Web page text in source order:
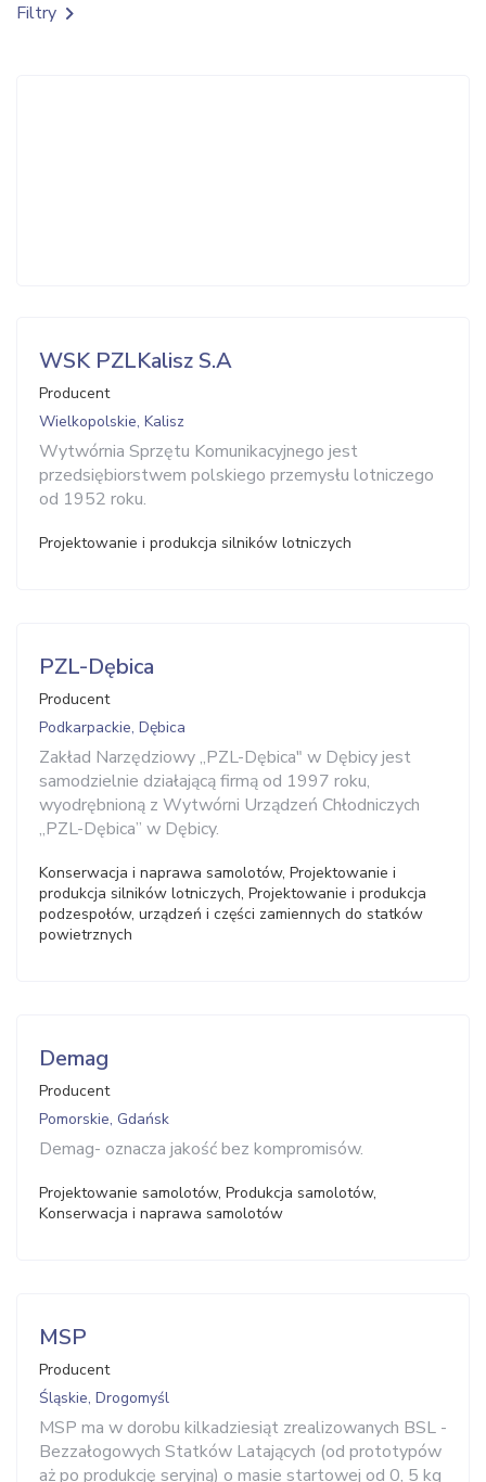
WSK PZLKalisz S.A
Producent
Wielkopolskie, Kalisz
Wytwórnia Sprzętu Komunikacyjnego jest
przedsiębiorstwem polskiego przemysłu lotniczego
od 1952 roku.
Projektowanie i produkcja silników lotniczych
PZL-Dębica
Producent
Podkarpackie, Dębica
Zakład Narzędziowy „PZL-Dębica" w Dębicy jest
samodzielnie działającą firmą od 1997 roku,
wyodrębnioną z Wytwórni Urządzeń Chłodniczych
„PZL-Dębica” w Dębicy.
Konserwacja i naprawa samolotów, Projektowanie i
produkcja silników lotniczych, Projektowanie i produkcja
podzespołów, urządzeń i części zamiennych do statków
powietrznych
Demag
Producent
Pomorskie, Gdańsk
Demag- oznacza jakość bez kompromisów.
Projektowanie samolotów, Produkcja samolotów,
Konserwacja i naprawa samolotów
MSP
Producent
Śląskie, Drogomyśl
MSP ma w dorobu kilkadziesiąt zrealizowanych BSL -
Bezzałogowych Statków Latających (od prototypów
aż po produkcję seryjną) o masie startowej od 0, 5 kg
Filtry